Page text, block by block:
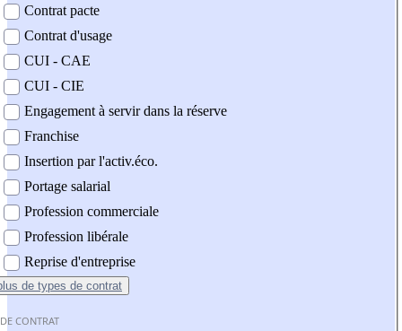
Contrat pacte
Contrat d'usage
CUI - CAE
CUI - CIE
Engagement à servir dans la réserve
Franchise
Insertion par l'activ.éco.
Portage salarial
Profession commerciale
Profession libérale
Reprise d'entreprise
de types de contrat
CONTRAT